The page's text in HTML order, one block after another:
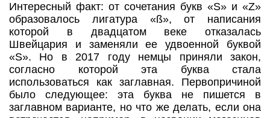
Интересный факт: от сочетания букв «S» и «Z»
образовалось лигатура «ß», от написания
которой в двадцатом веке отказалась
Швейцария и заменяли ее удвоенной буквой
«S». Но в 2017 году немцы приняли закон,
согласно которой эта буква стала
использоваться как заглавная. Первопричиной
было следующее: эта буква не пишется в
заглавном варианте, но что же делать, если она